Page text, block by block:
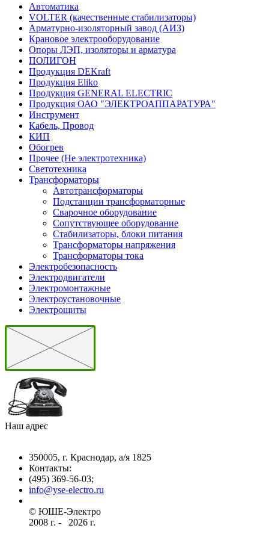
Автоматика
VOLTER (качественные стабилизаторы)
Арматурно-изоляторный завод (АИЗ)
Крановое электрооборудование
Опоры ЛЭП, изоляторы и арматура
ПОЛИГОН
Продукция DEKraft
Продукция Eliko
Продукция GENERAL ELECTRIC
Продукция ОАО "ЭЛЕКТРОАППАРАТУРА"
Инструмент
Кабель, Провод
КИП
Обогрев
Прочее (Не электротехника)
Светотехника
Трансформаторы
Автотрансформаторы
Подстанции трансформаторные
Сварочное оборудование
Сопутствующее оборудование
Стабилизаторы, блоки питания
Трансформаторы напряжения
Трансформаторы тока
Электробезопасность
Электродвигатели
Электромонтажные
Электроустановочные
Электрощиты
Наш адрес
350005, г. Краснодар, а/я 1825
Контакты: ­
(495) 369-56-03;
info@yse-electro.ru­
© ЮШЕ-Эл­ектро ­
2008 г­. - ­ ­­­­­
2026 г.